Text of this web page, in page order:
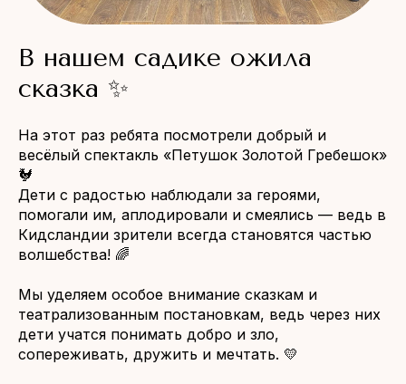
В нашем садике ожила
сказка ✨
На этот раз ребята посмотрели добрый и
весёлый спектакль «Петушок Золотой Гребешок»
🐓
Дети с радостью наблюдали за героями,
помогали им, аплодировали и смеялись — ведь в
Кидсландии зрители всегда становятся частью
волшебства! 🌈
Мы уделяем особое внимание сказкам и
театрализованным постановкам, ведь через них
дети учатся понимать добро и зло,
сопереживать, дружить и мечтать. 💛